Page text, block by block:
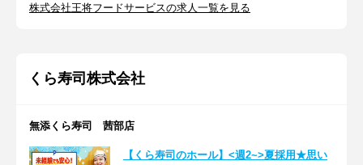
株式会社王将フードサービスの求人一覧を見る
くら寿司株式会社
無添くら寿司 茜部店
【くら寿司のホール】<週2~>夏採用★思い